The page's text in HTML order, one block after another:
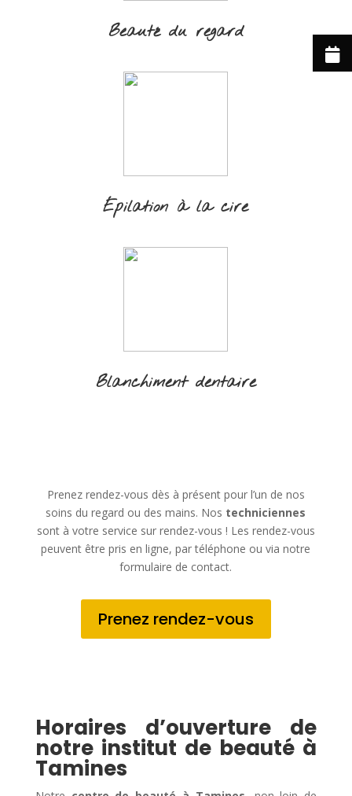
Beauté du regard
Épilation à la cire
Blanchiment dentaire
Prenez rendez-vous dès à présent pour l’un de nos
soins du regard ou des mains. Nos techniciennes
sont à votre service sur rendez-vous ! Les rendez-vous
peuvent être pris en ligne, par téléphone ou via notre
formulaire de contact.
Prenez rendez-vous
Horaires d’ouverture de
notre institut de beauté à
Tamines